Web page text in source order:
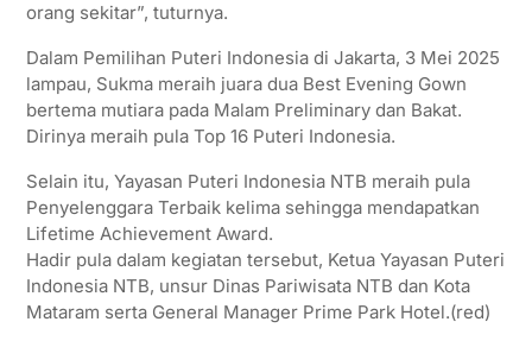
orang sekitar”, tuturnya.
Dalam Pemilihan Puteri Indonesia di Jakarta, 3 Mei 2025
lampau, Sukma meraih juara dua Best Evening Gown
bertema mutiara pada Malam Preliminary dan Bakat.
Dirinya meraih pula Top 16 Puteri Indonesia.
Selain itu, Yayasan Puteri Indonesia NTB meraih pula
Penyelenggara Terbaik kelima sehingga mendapatkan
Lifetime Achievement Award.
Hadir pula dalam kegiatan tersebut, Ketua Yayasan Puteri
Indonesia NTB, unsur Dinas Pariwisata NTB dan Kota
Mataram serta General Manager Prime Park Hotel.(red)